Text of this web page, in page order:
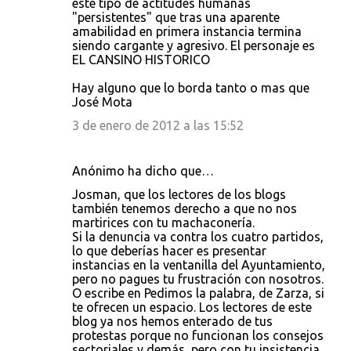
este tipo de actitudes humanas
"persistentes" que tras una aparente
amabilidad en primera instancia termina
siendo cargante y agresivo. El personaje es
EL CANSINO HISTORICO
Hay alguno que lo borda tanto o mas que
José Mota
3 de enero de 2012 a las 15:52
Anónimo ha dicho que…
Josman, que los lectores de los blogs
también tenemos derecho a que no nos
martirices con tu machaconería.
Si la denuncia va contra los cuatro partidos,
lo que deberías hacer es presentar
instancias en la ventanilla del Ayuntamiento,
pero no pagues tu frustración con nosotros.
O escribe en Pedimos la palabra, de Zarza, si
te ofrecen un espacio. Los lectores de este
blog ya nos hemos enterado de tus
protestas porque no funcionan los consejos